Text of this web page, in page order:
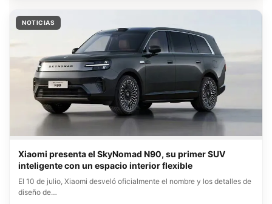
NOTICIAS
Xiaomi presenta el SkyNomad N90, su primer SUV
inteligente con un espacio interior flexible
El 10 de julio, Xiaomi desveló oficialmente el nombre y los detalles de
diseño de…